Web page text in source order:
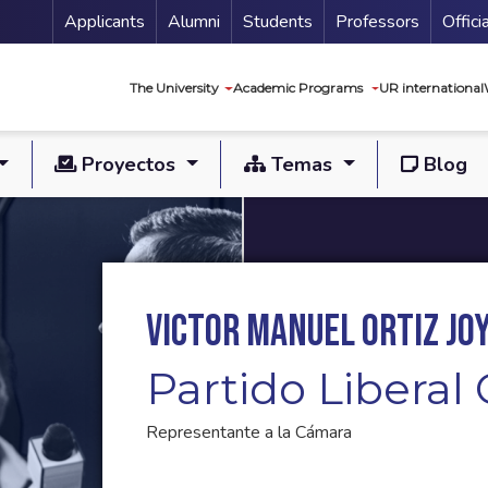
Menu Secundario
Applicants Alumni Students Professors
The University Academic Programs UR international
Proyectos Temas Blog
Victor Manuel Ortiz
Partido Liberal
Representante a la Cámara